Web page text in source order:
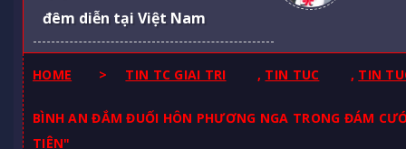
đêm diễn tại Việt Nam
HOME > TIN TC GIAI TRI , TIN TUC , TIN
BÌNH AN ĐẮM ĐUỐI HÔN PHƯƠNG NGA TRONG ĐÁM
TIÊN"